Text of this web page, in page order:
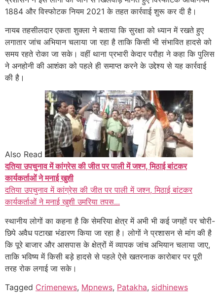
1884 और विस्फोटक नियम 2021 के तहत कार्रवाई शुरू कर दी है।
नायब तहसीलदार एकता शुक्ला ने बताया कि सुरक्षा को ध्यान में रखते हुए
लगातार जांच अभियान चलाया जा रहा है ताकि किसी भी संभावित हादसे को
समय रहते रोका जा सके। वहीं थाना प्रभारी केदार परौहा ने कहा कि पुलिस
ने अनहोनी की आशंका को पहले ही समाप्त करने के उद्देश्य से यह कार्रवाई
की है।
Also Read
दतिया उपचुनाव में कांग्रेस की जीत पर पाली में जश्न, मिठाई बांटकर
कार्यकर्ताओं ने मनाई खुशी
दतिया उपचुनाव में कांग्रेस की जीत पर पाली में जश्न, मिठाई बांटकर
कार्यकर्ताओं ने मनाई खुशी उमरिया तपस...
स्थानीय लोगों का कहना है कि सेमरिया क्षेत्र में अभी भी कई जगहों पर चोरी-
छिपे अवैध पटाखा भंडारण किया जा रहा है। लोगों ने प्रशासन से मांग की है
कि पूरे बाजार और आसपास के क्षेत्रों में व्यापक जांच अभियान चलाया जाए,
ताकि भविष्य में किसी बड़े हादसे से पहले ऐसे खतरनाक कारोबार पर पूरी
तरह रोक लगाई जा सके।
Tagged Crimenews, Mpnews, Patakha, sidhinews